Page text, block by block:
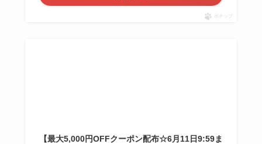
ポチップ
【最大5,000円OFFクーポン配布☆6月11日9:59ま